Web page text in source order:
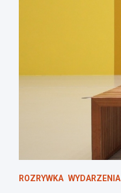
ROZRYWKA WYDARZENIA